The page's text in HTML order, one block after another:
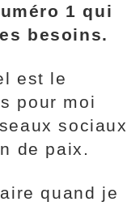
1 qui
besoins.
est le
pour moi
sociaux
de paix.
quand je